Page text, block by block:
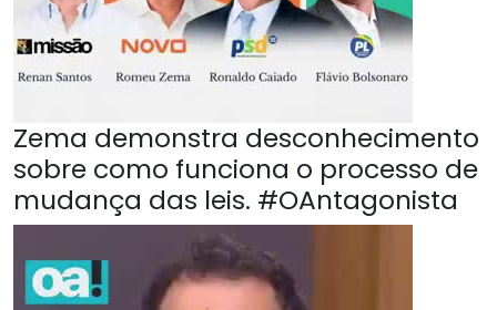
Zema demonstra desconhecimento
sobre como funciona o processo de
mudança das leis. #OAntagonista